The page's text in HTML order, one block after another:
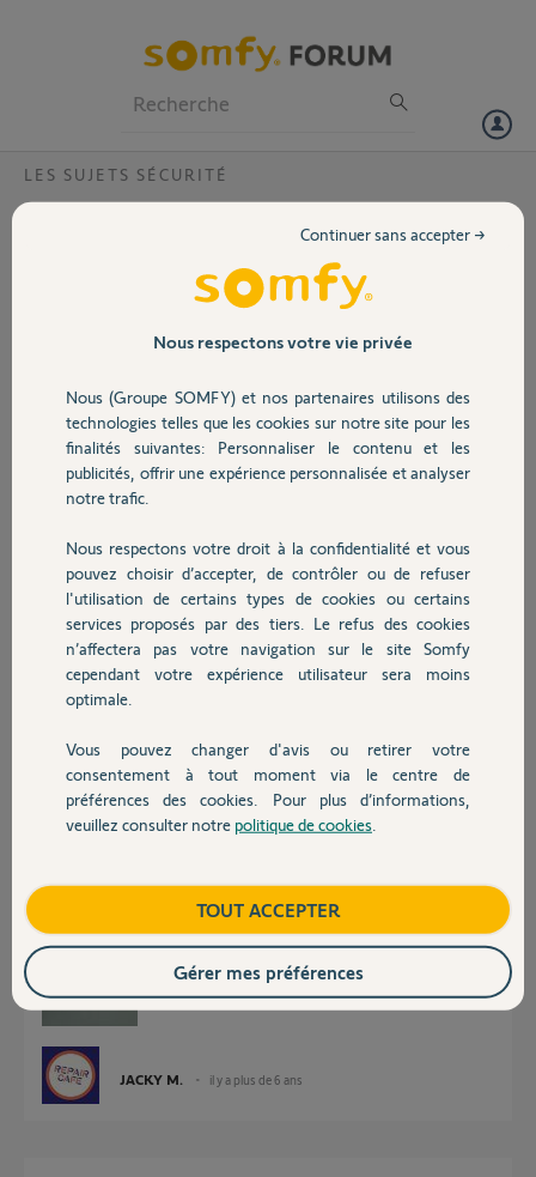
Volet
Sécurité
Domotique
Chauffage
Autres produits
Devis avec un pro
Contact
LES SUJETS SÉCURITÉ
Demande de capots de badge perdus
Bonjour, suite à la perte de 3 capots sur 6 badges, est t'il possible de
m'en faire parvenir de nouveaux ? Par ailleurs, existe t'il une solution
pour éviter que ça se reproduise ? Merci d'avance.
il y a plus de 6 ans
Participer au fil de discussion
Bonjour Thomas.
Le bon vieux bout de scotch permet de ne pas perdre le capots. (Scotch
blanc d'électricien sur la photo)
En ce qui concerne les nouveaux badges (voir lien) y a du pour et du
contre. C'est le principe de sécurité des jouets pour enfant. Si tu arrives a
changer les piles des jouets sans exploser la vis ou le capot les nouveaux
2€ et il permet le changement des piles environ 10000 fois pour un badge
Un Yello va te contacter pour la suite a donner.
Cordialement
https://support.somfyprotect.com/hc/fr/articles/212419905...
JACKY M. il y a plus de 6 ans
Nous respectons votre vie privée
Nous (Groupe SOMFY) et nos partenaires utilisons des
technologies telles que les cookies sur notre site pour les
finalités suivantes: Personnaliser le contenu et les
publicités, offrir une expérience personnalisée et analyser
notre trafic.
Nous respectons votre droit à la confidentialité et vous
pouvez choisir d’accepter, de contrôler ou de refuser
l'utilisation de certains types de cookies ou certains
services proposés par des tiers. Le refus des cookies
n’affectera pas votre navigation sur le site Somfy
cependant votre expérience utilisateur sera moins
optimale.
Vous pouvez changer d'avis ou retirer votre
consentement à tout moment via le centre de
préférences des cookies. Pour plus d’informations,
veuillez consulter notre politique de cookies
Continuer sans accepter →
TOUT ACCEPTER
Gérer mes préférences